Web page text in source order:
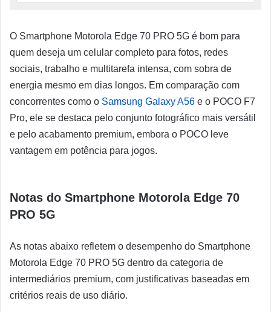
O Smartphone Motorola Edge 70 PRO 5G é bom para
quem deseja um celular completo para fotos, redes
sociais, trabalho e multitarefa intensa, com sobra de
energia mesmo em dias longos. Em comparação com
concorrentes como o Samsung Galaxy A56 e o POCO F7
Pro, ele se destaca pelo conjunto fotográfico mais versátil
e pelo acabamento premium, embora o POCO leve
vantagem em potência para jogos.
Notas do Smartphone Motorola Edge 70
PRO 5G
As notas abaixo refletem o desempenho do Smartphone
Motorola Edge 70 PRO 5G dentro da categoria de
intermediários premium, com justificativas baseadas em
critérios reais de uso diário.